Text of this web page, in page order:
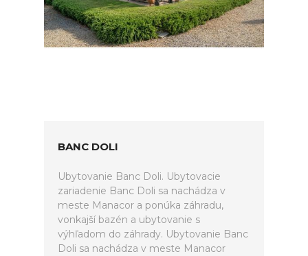
BANC DOLI
Ubytovanie Banc Doli. Ubytovacie
zariadenie Banc Doli sa nachádza v
meste Manacor a ponúka záhradu,
vonkajší bazén a ubytovanie s
výhľadom do záhrady. Ubytovanie Banc
Doli sa nachádza v meste Manacor